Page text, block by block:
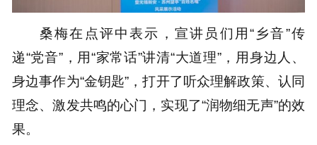
桑梅在点评中表示，宣讲员们用“乡音”传
递“党音”，用“家常话”讲清“大道理”，用身边人、
身边事作为“金钥匙”，打开了听众理解政策、认同
理念、激发共鸣的心门，实现了“润物细无声”的效
果。